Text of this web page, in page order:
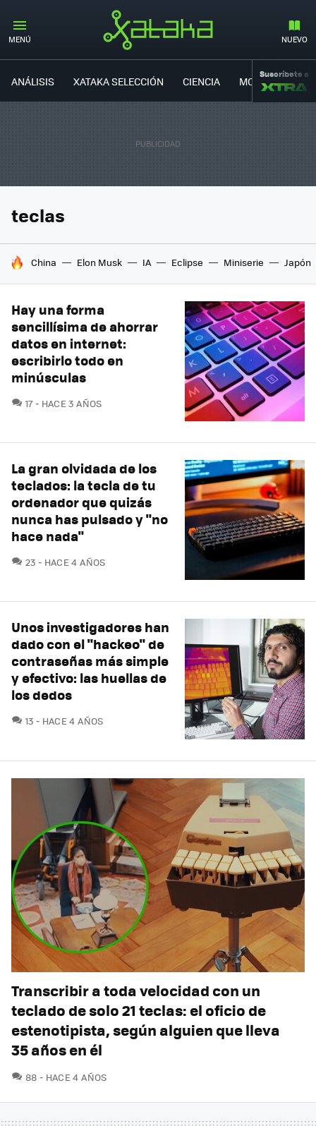
MENÚ NUEVO
ANÁLISIS XATAKA SELECCIÓN CIENCIA MOVILIDAD
Suscríbete a
teclas
HOY SE HABLA DE
China Elon Musk IA Eclipse Miniserie Japón
Hay una forma
sencillísima de ahorrar
datos en internet:
escribirlo todo en
minúsculas
17COMENTARIOS
HACE 3 AÑOS
La gran olvidada de los
teclados: la tecla de tu
ordenador que quizás
nunca has pulsado y "no
hace nada"
23 COMENTARIOS
HACE 4 AÑOS
Unos investigadores han
dado con el "hackeo" de
contraseñas más simple
y efectivo: las huellas de
los dedos
13 COMENTARIOS
HACE 4 AÑOS
Transcribir a toda velocidad con un
teclado de solo 21 teclas: el oficio de
estenotipista, según alguien que lleva
35 años en él
88 COMENTARIOS
HACE 4 AÑOS